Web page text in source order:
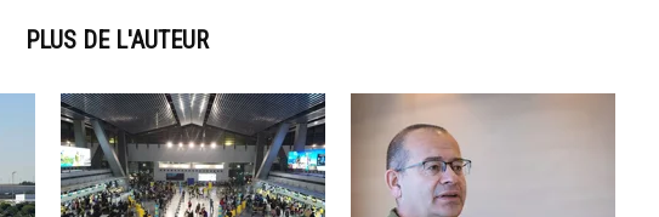
PLUS DE L'AUTEUR